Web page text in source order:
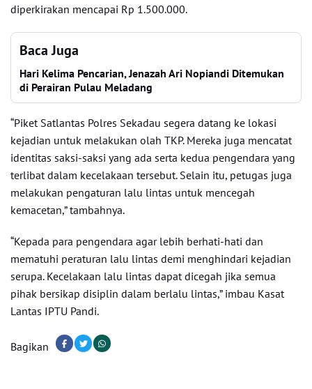
diperkirakan mencapai Rp 1.500.000.
Baca Juga
Hari Kelima Pencarian, Jenazah Ari Nopiandi Ditemukan
di Perairan Pulau Meladang
“Piket Satlantas Polres Sekadau segera datang ke lokasi
kejadian untuk melakukan olah TKP. Mereka juga mencatat
identitas saksi-saksi yang ada serta kedua pengendara yang
terlibat dalam kecelakaan tersebut. Selain itu, petugas juga
melakukan pengaturan lalu lintas untuk mencegah
kemacetan,” tambahnya.
“Kepada para pengendara agar lebih berhati-hati dan
mematuhi peraturan lalu lintas demi menghindari kejadian
serupa. Kecelakaan lalu lintas dapat dicegah jika semua
pihak bersikap disiplin dalam berlalu lintas,” imbau Kasat
Lantas IPTU Pandi.
Bagikan